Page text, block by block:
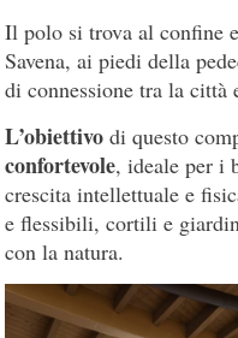
Il polo si trova al confine
Savena, ai piedi della
di connessione tra la
L’obiettivo di questo
confortevole, ideale per i
crescita intellettuale e
e flessibili, cortili e
con la natura.